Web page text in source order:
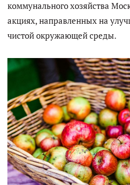
коммунального хозяйства
акциях, направленных на
чистой окружающей среды.